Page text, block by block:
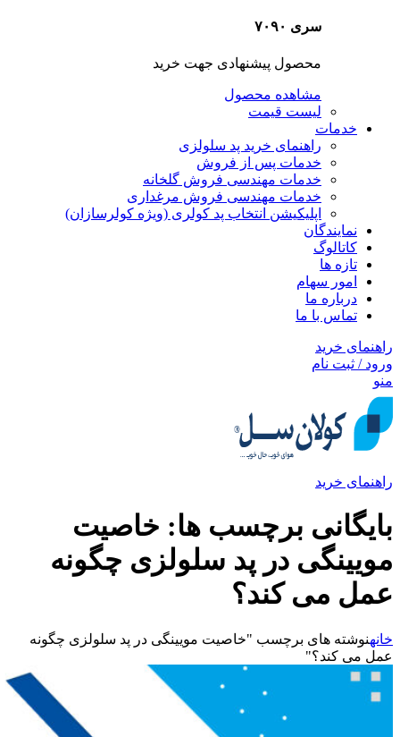
سری ۷۰۹۰
محصول پیشنهادی جهت خرید
مشاهده محصول
لیست قیمت
خدمات
راهنمای خرید پد سلولزی
خدمات پس از فروش
خدمات مهندسی فروش گلخانه
خدمات مهندسی فروش مرغداری
اپلیکیشن انتخاب پد کولری (ویژه کولرسازان)
نمایندگان
کاتالوگ
تازه ها
امور سهام
درباره ما
تماس با ما
راهنمای خرید
ورود / ثبت نام
منو
راهنمای خرید
بایگانی برچسب ها: خاصیت
مویینگی در پد سلولزی چگونه
عمل می کند؟
خانهنوشته های برچسب "خاصیت مویینگی در پد سلولزی چگونه
عمل می کند؟"